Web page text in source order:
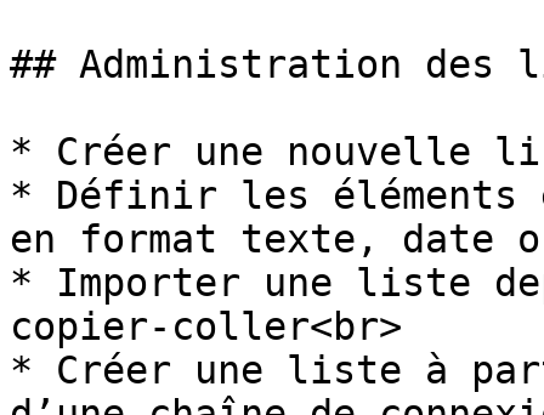
## Administration des
* Créer une nouvelle
* Définir les éléments
en format texte, date
* Importer une liste
copier-coller<br>
* Créer une liste à